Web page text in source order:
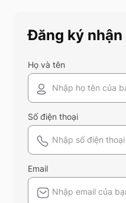
Đăng ký
Họ và tên
Số điện thoại
Email